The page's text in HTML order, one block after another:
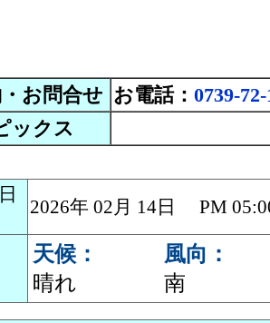
お問合せ お電話： 0739-
ックス
2026年 02月 14日 PM
天候：
晴れ
風向：
南